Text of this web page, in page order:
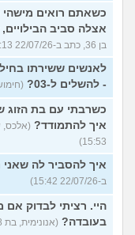
כשאתם רואים
אצלה סביב
בן 36, כתב ב-22/07/26 16:13)
לאנשים ששירתו
- להשלים ל-03?
(חימושניק, בן
כשרבתי עם בת הזוג
איך להתמודד?
15:53)
איך להסביר לה שאני
ב-22/07/26 15:42)
היי. רציתי לבדוק אם
בעובדה? (אנונימית, בת 18, כתבה ב-22/07/26 15:31)